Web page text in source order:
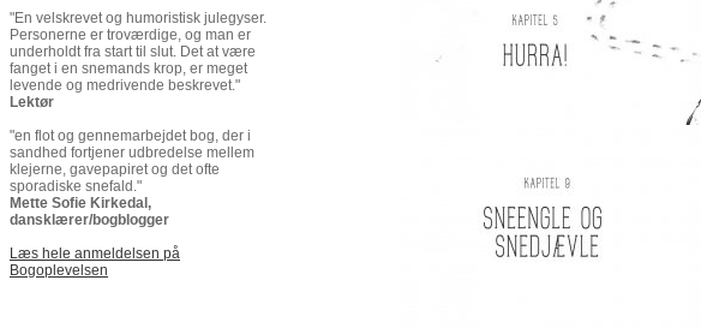
"En velskrevet og humoristisk julegyser.
Personerne er troværdige, og man er
underholdt fra start til slut. Det at være
fanget i en snemands krop, er meget
levende og medrivende beskrevet."
Lektør
"en flot og gennemarbejdet bog, der i
sandhed fortjener udbredelse mellem
klejerne, gavepapiret og det ofte
sporadiske snefald."
Mette Sofie Kirkedal,
dansklærer/bogblogger
Læs hele anmeldelsen på
Bogoplevelsen